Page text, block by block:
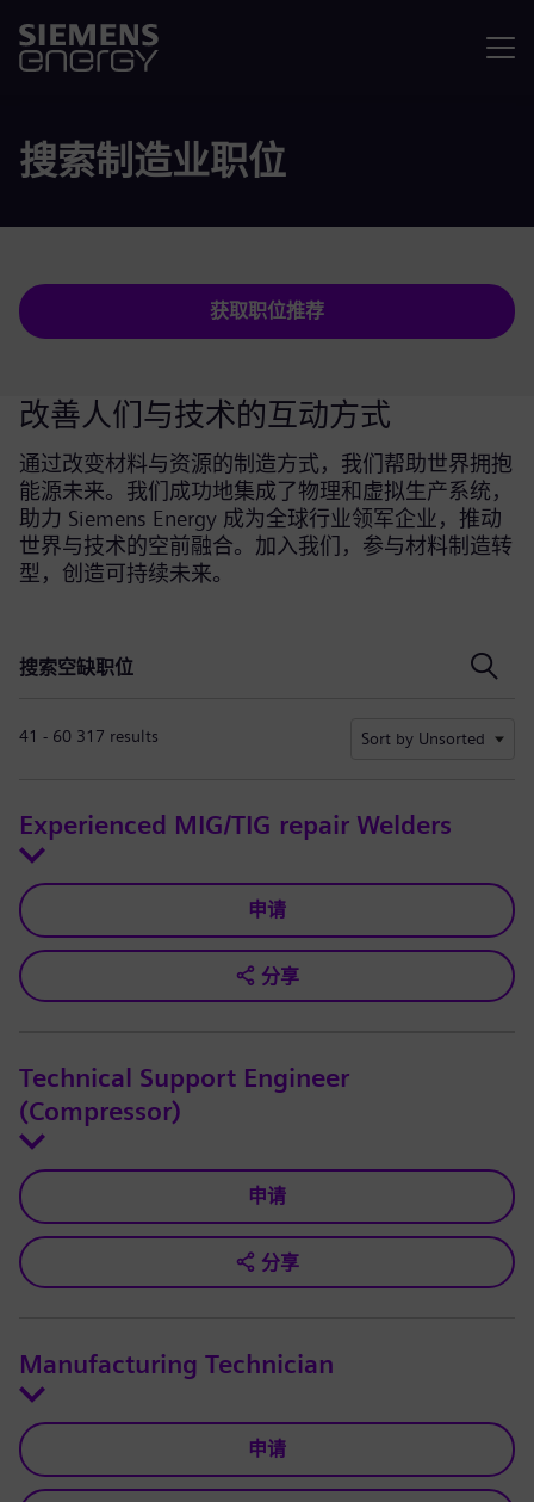
搜索制造业职位
获取职位推荐
改善人们与技术的互动方式
通过改变材料与资源的制造方式，我们帮助世界拥抱
能源未来。我们成功地集成了物理和虚拟生产系统，
助力 Siemens Energy 成为全球行业领军企业，推动
世界与技术的空前融合。加入我们，参与材料制造转
型，创造可持续未来。
搜索空缺职位
41 - 60 317 results Sort by Unsorted
Experienced MIG/TIG repair Welders
申请
分享
Technical Support Engineer
(Compressor)
申请
分享
Manufacturing Technician
申请